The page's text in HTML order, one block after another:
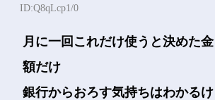
ID:Q8qLcp1/0
月に一回これだけ使うと決めた金
額だけ
銀行からおろす気持ちはわかるけ